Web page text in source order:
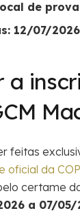
de
12/07/2026
a
feitas
oficial da
certame
a 07/05/